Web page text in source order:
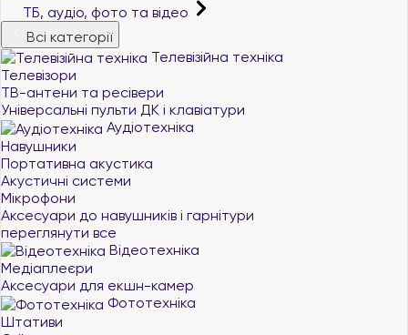
ТБ, аудіо, фото та відео
Всі категорії
Телевізійна техніка
Телевізори
ТВ-антени та ресівери
Універсальні пульти ДК і клавіатури
Аудіотехніка
Навушники
Портативна акустика
Акустичні системи
Мікрофони
Аксесуари до навушників і гарнітури
переглянути все
Відеотехніка
Медіаплеєри
Аксесуари для екшн-камер
Фототехніка
Штативи